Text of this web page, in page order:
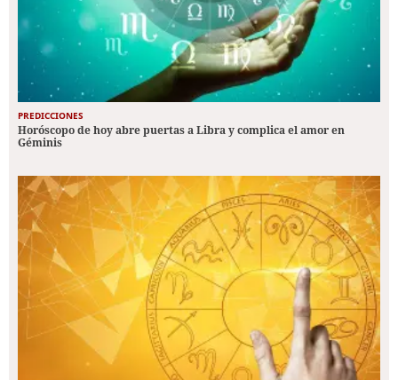
PREDICCIONES
Horóscopo de hoy abre puertas a Libra y complica el amor en
Géminis